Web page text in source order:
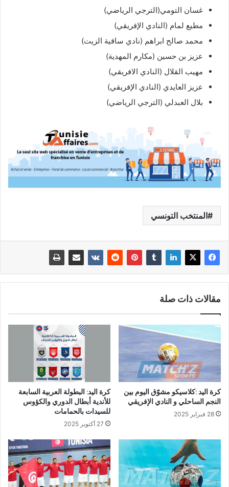
غسان التومي(الترجي الرياضي)
مطيع لمام (النادي الإفريقي)
محمد صالح ابراهم (نادي ساقية الزيت)
عزيز بن حسين (مكارم المهدية)
مهيب القلال (النادي الافريقي)
عزيز العايدي (النادي الإفريقي)
بلال العبدلي (الترجي الرياضي)
المنتخب التونسي
مقالات ذات صلة
كرة اليد :كلاسيكو مشوّق اليوم بين
النجم الساحلي و النادي الإفريقي
28 فبراير 2025
كرة اليد: البطولة العربية السابعة
للأندية أبطال الدوري والكؤوس
للسيدات بالحمامات
27 أكتوبر 2025